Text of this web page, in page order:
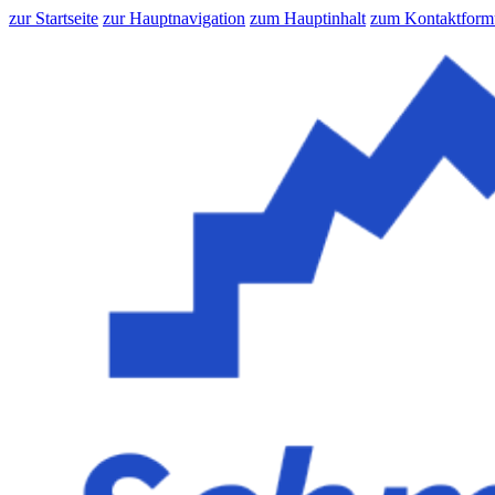
zur Startseite zur Hauptnavigation zum Hauptinhalt zum